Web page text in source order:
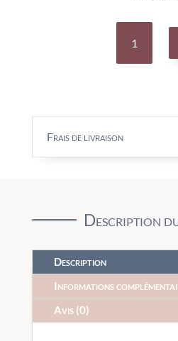
quantité
TRAIN
Frais de livraison
Description
Description
Informations
Avis (0)